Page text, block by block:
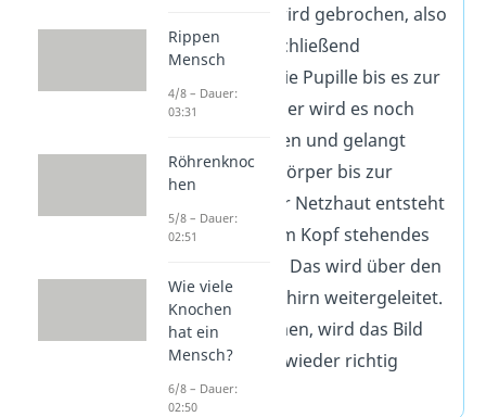
Hornhaut und wird gebrochen, also
umgelenkt. Anschließend
durchquert es die Pupille bis es zur
Linse gelangt. Hier wird es noch
einmal gebrochen und gelangt
durch den Glaskörper bis zur
Netzhaut. An der Netzhaut entsteht
dann ein auf dem Kopf stehendes
Bild der Realität. Das wird über den
Sehnerv zum Gehirn weitergeleitet.
Dort angekommen, wird das Bild
verarbeitet und wieder richtig
herumgedreht.
Rippen
Mensch
4/8 – Dauer:
03:31
Röhrenknoc
hen
5/8 – Dauer:
02:51
Wie viele
Knochen
hat ein
Mensch?
6/8 – Dauer:
02:50